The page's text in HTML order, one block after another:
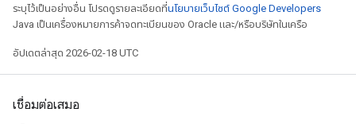
ระบุไว้เป็นอย่างอื่น โปรดดูรายละเอียดที่นโยบายเว็บไซต์ Google Developers
Java เป็นเครื่องหมายการค้าจดทะเบียนของ Oracle และ/หรือบริษัทในเครือ
อัปเดตล่าสุด 2026-02-18 UTC
เชื่อมต่อเสมอ